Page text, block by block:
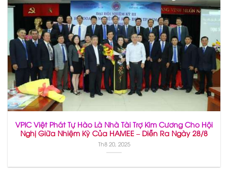
VPIC Việt Phát Tự Hào Là Nhà Tài Trợ Kim Cương Cho Hội
Nghị Giữa Nhiệm Kỳ Của HAMEE – Diễn Ra Ngày 28/8
Th8 20, 2025